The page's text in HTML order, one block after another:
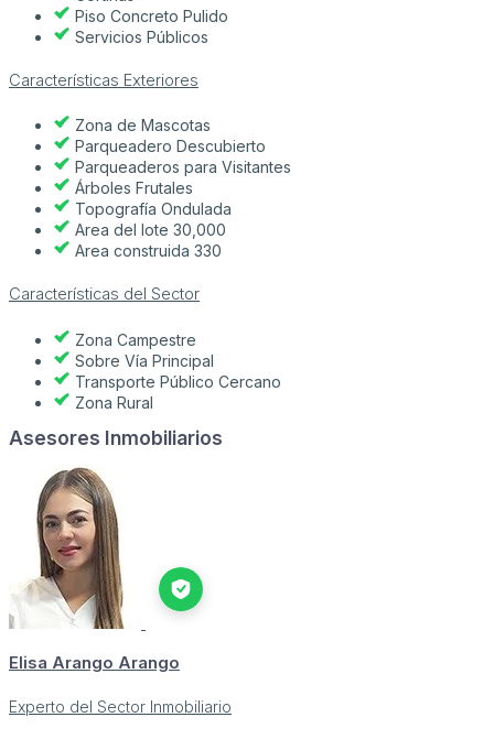
Piso Concreto Pulido
Servicios Públicos
Características Exteriores
Zona de Mascotas
Parqueadero Descubierto
Parqueaderos para Visitantes
Árboles Frutales
Topografía Ondulada
Area del lote 30,000
Area construida 330
Características del Sector
Zona Campestre
Sobre Vía Principal
Transporte Público Cercano
Zona Rural
Asesores Inmobiliarios
Elisa Arango Arango
Experto del Sector Inmobiliario